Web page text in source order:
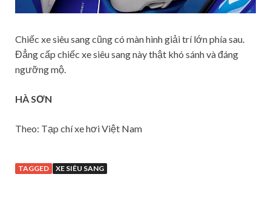
Chiếc xe siêu sang cũng có màn hình giải trí lớn phía sau.
Đẳng cấp chiếc xe siêu sang này thật khó sánh và đáng
ngưỡng mộ.
HÀ SƠN
Theo: Tạp chí xe hơi Việt Nam
TAGGED XE SIÊU SANG